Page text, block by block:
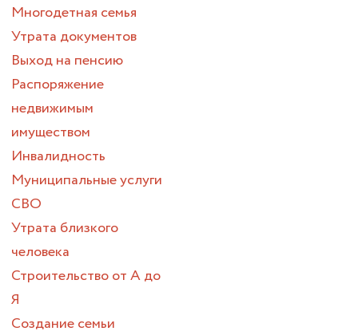
Многодетная семья
Утрата документов
Выход на пенсию
Распоряжение
недвижимым
имуществом
Инвалидность
Муниципальные услуги
СВО
Утрата близкого
человека
Строительство от А до
Я
Создание семьи